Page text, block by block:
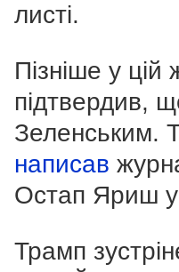
листі.
Пізніше у
підтвердив,
Зеленським.
написав
Остап Яриш
Трамп